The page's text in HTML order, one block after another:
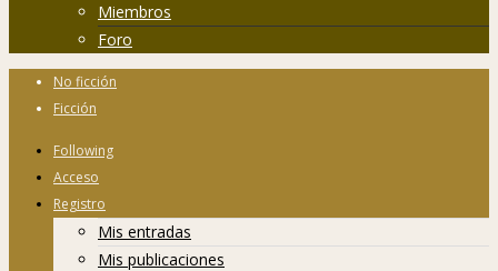
Miembros
Foro
No ficción
Ficción
Following
Acceso
Registro
Mis entradas
Mis publicaciones